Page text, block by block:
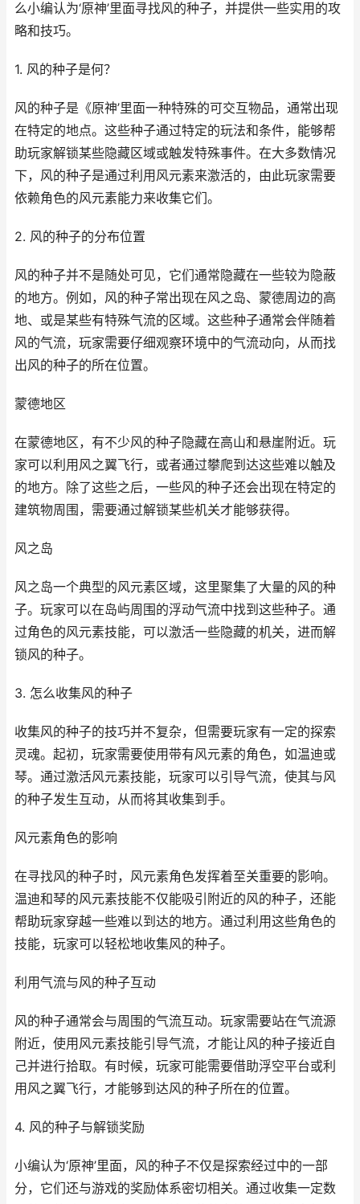
么小编认为‘原神’里面寻找风的种子，并提供一些实用的攻
略和技巧。
1. 风的种子是何？
风的种子是《原神’里面一种特殊的可交互物品，通常出现
在特定的地点。这些种子通过特定的玩法和条件，能够帮
助玩家解锁某些隐藏区域或触发特殊事件。在大多数情况
下，风的种子是通过利用风元素来激活的，由此玩家需要
依赖角色的风元素能力来收集它们。
2. 风的种子的分布位置
风的种子并不是随处可见，它们通常隐藏在一些较为隐蔽
的地方。例如，风的种子常出现在风之岛、蒙德周边的高
地、或是某些有特殊气流的区域。这些种子通常会伴随着
风的气流，玩家需要仔细观察环境中的气流动向，从而找
出风的种子的所在位置。
蒙德地区
在蒙德地区，有不少风的种子隐藏在高山和悬崖附近。玩
家可以利用风之翼飞行，或者通过攀爬到达这些难以触及
的地方。除了这些之后，一些风的种子还会出现在特定的
建筑物周围，需要通过解锁某些机关才能够获得。
风之岛
风之岛一个典型的风元素区域，这里聚集了大量的风的种
子。玩家可以在岛屿周围的浮动气流中找到这些种子。通
过角色的风元素技能，可以激活一些隐藏的机关，进而解
锁风的种子。
3. 怎么收集风的种子
收集风的种子的技巧并不复杂，但需要玩家有一定的探索
灵魂。起初，玩家需要使用带有风元素的角色，如温迪或
琴。通过激活风元素技能，玩家可以引导气流，使其与风
的种子发生互动，从而将其收集到手。
风元素角色的影响
在寻找风的种子时，风元素角色发挥着至关重要的影响。
温迪和琴的风元素技能不仅能吸引附近的风的种子，还能
帮助玩家穿越一些难以到达的地方。通过利用这些角色的
技能，玩家可以轻松地收集风的种子。
利用气流与风的种子互动
风的种子通常会与周围的气流互动。玩家需要站在气流源
附近，使用风元素技能引导气流，才能让风的种子接近自
己并进行拾取。有时候，玩家可能需要借助浮空平台或利
用风之翼飞行，才能够到达风的种子所在的位置。
4. 风的种子与解锁奖励
小编认为‘原神’里面，风的种子不仅是探索经过中的一部
分，它们还与游戏的奖励体系密切相关。通过收集一定数